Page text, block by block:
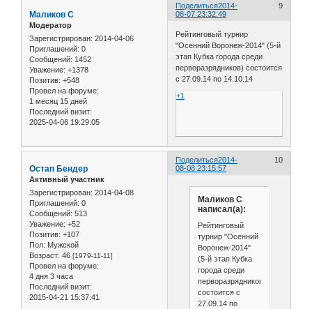
Поделиться 9
2014-
08-07 23:32:49
Маликов С
Модератор
Зарегистрирован: 2014-04-06
Приглашений: 0
Сообщений: 1452
Уважение: +1378
Позитив: +548
Провел на форуме:
1 месяц 15 дней
Последний визит:
2025-04-06 19:29:05
Рейтинговый турнир
"Осенний Воронеж-2014" (5-й
этап Кубка города среди
перворазрядников) состоится
с 27.09.14 по 14.10.14
+1
Поделиться 10
2014-
08-08 23:15:57
Остап Бендер
Активный участник
Зарегистрирован: 2014-04-08
Приглашений: 0
Сообщений: 513
Уважение: +52
Позитив: +107
Пол: Мужской
Возраст: 46 [1979-11-11]
Провел на форуме:
4 дня 3 часа
Последний визит:
2015-04-21 15:37:41
Маликов С
написал(а):
Рейтинговый
турнир "Осенний
Воронеж-2014"
(5-й этап Кубка
города среди
перворазрядников)
состоится с
27.09.14 по